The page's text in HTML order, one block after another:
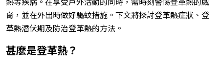
脅，並在外出時做好驅蚊措施。下文將探討登革熱症狀、登
革熱潛伏期及防治登革熱的方法。
甚麽是登革熱？